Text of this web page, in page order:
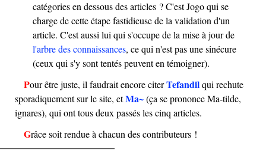
catégories en dessous des articles ? C'est Jogo qui se
charge de cette étape fastidieuse de la validation d'un
article. C'est aussi lui qui s'occupe de la mise à jour de
l'arbre des connaissances, ce qui n'est pas une sinécure
(ceux qui s'y sont tentés peuvent en témoigner).
Pour être juste, il faudrait encore citerTefandilqui rechute
sporadiquement sur le site, etMa~(ça se prononce Ma-tilde,
ignares), qui ont tous deux passés les cinq articles.
Grâce soit rendue à chacun des contributeurs !